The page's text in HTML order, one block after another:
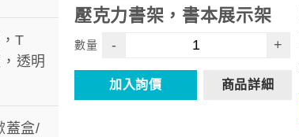
T
透明
蓋盒/
壓克力書架，書本展示架
數量 - +
加入詢價 商品詳細